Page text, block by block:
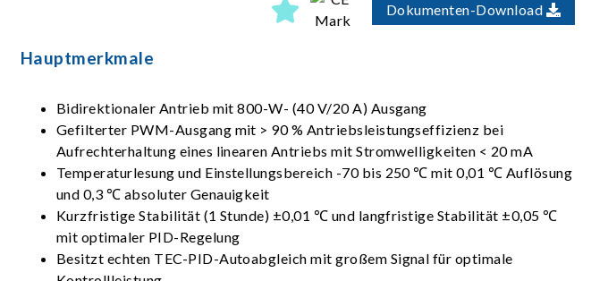
Dokumenten-Download
Hauptmerkmale
Bidirektionaler Antrieb mit 800-W- (40 V/20 A) Ausgang
Gefilterter PWM-Ausgang mit > 90 % Antriebsleistungseffizienz bei
Aufrechterhaltung eines linearen Antriebs mit Stromwelligkeiten < 20 mA
Temperaturlesung und Einstellungsbereich -70 bis 250 ℃ mit 0,01 ℃ Auflösung
und 0,3 ℃ absoluter Genauigkeit
Kurzfristige Stabilität (1 Stunde) ±0,01 ℃ und langfristige Stabilität ±0,05 ℃
mit optimaler PID-Regelung
Besitzt echten TEC-PID-Autoabgleich mit großem Signal für optimale